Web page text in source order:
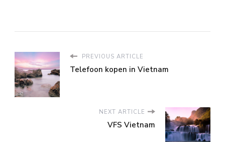
PREVIOUS ARTICLE
Telefoon kopen in Vietnam
NEXT ARTICLE
VFS Vietnam